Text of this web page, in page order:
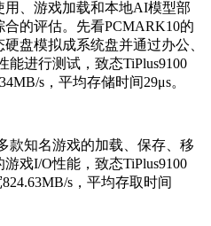
、游戏加载和本地AI模型部
的评估。先看PCMARK10的
盘模拟成系统盘并通过办公、
进行测试，致态TiPlus9100
s，平均存储时间29μs。
款知名游戏的加载、保存、移
戏I/O性能，致态TiPlus9100
s，平均存取时间